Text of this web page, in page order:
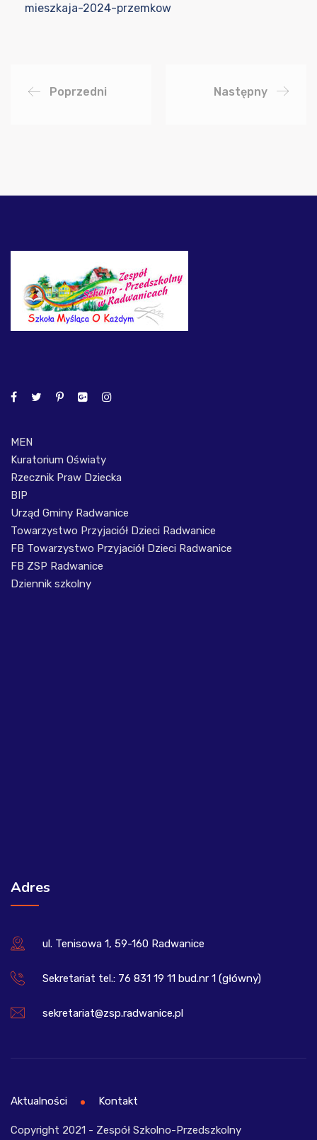
mieszkaja-2024-przemkow
Poprzedni Następny
MEN
Kuratorium Oświaty
Rzecznik Praw Dziecka
BIP
Urząd Gminy Radwanice
Towarzystwo Przyjaciół Dzieci Radwanice
FB Towarzystwo Przyjaciół Dzieci Radwanice
FB ZSP Radwanice
Dziennik szkolny
Adres
ul. Tenisowa 1, 59-160 Radwanice
Sekretariat tel.: 76 831 19 11 bud.nr 1 (główny)
sekretariat@zsp.radwanice.pl
Copyright 2021 - Zespół Szkolno-Przedszkolny
Aktualności Kontakt